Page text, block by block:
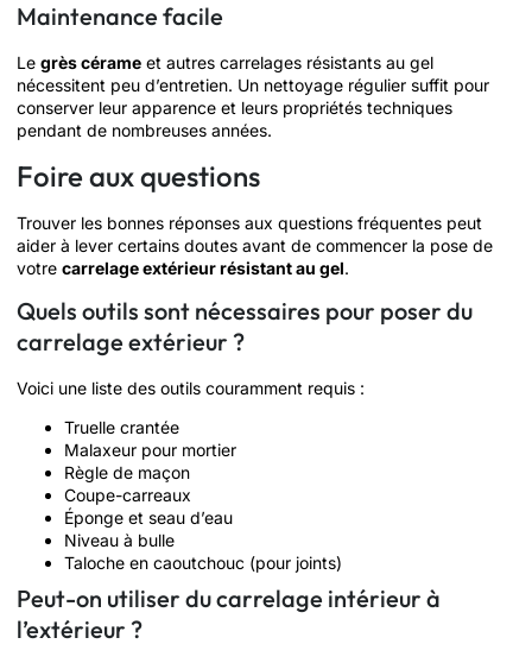
Maintenance facile
Le grès cérame et autres carrelages résistants au gel
nécessitent peu d’entretien. Un nettoyage régulier suffit pour
conserver leur apparence et leurs propriétés techniques
pendant de nombreuses années.
Foire aux questions
Trouver les bonnes réponses aux questions fréquentes peut
aider à lever certains doutes avant de commencer la pose de
votre carrelage extérieur résistant au gel.
Quels outils sont nécessaires pour poser du
carrelage extérieur ?
Voici une liste des outils couramment requis :
Truelle crantée
Malaxeur pour mortier
Règle de maçon
Coupe-carreaux
Éponge et seau d’eau
Niveau à bulle
Taloche en caoutchouc (pour joints)
Peut-on utiliser du carrelage intérieur à
l’extérieur ?